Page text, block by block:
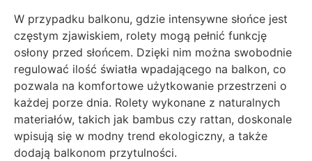
W przypadku balkonu, gdzie intensywne słońce jest
częstym zjawiskiem, rolety mogą pełnić funkcję
osłony przed słońcem. Dzięki nim można swobodnie
regulować ilość światła wpadającego na balkon, co
pozwala na komfortowe użytkowanie przestrzeni o
każdej porze dnia. Rolety wykonane z naturalnych
materiałów, takich jak bambus czy rattan, doskonale
wpisują się w modny trend ekologiczny, a także
dodają balkonom przytulności.